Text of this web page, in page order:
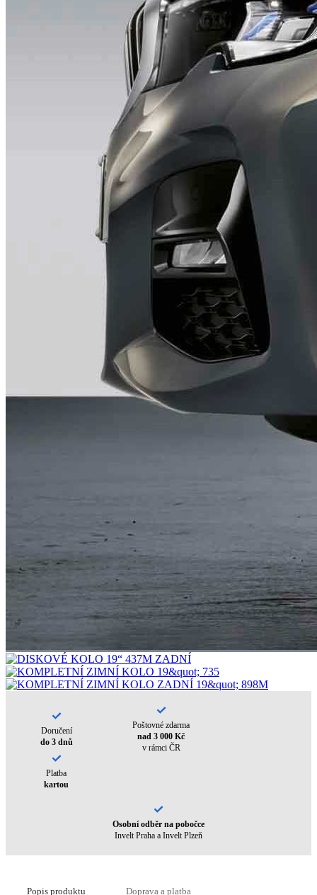
Doručení
do 3 dnů
Poštovné zdarma
nad 3 000 Kč
v rámci ČR
Platba
kartou
Osobní odběr na pobočce
Invelt Praha a Invelt Plzeň
Popis produktu Doprava a platba